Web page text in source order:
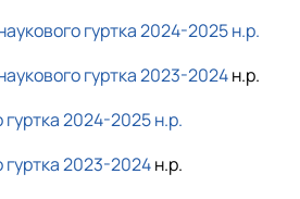
гуртка 2024-2025 н.р.
гуртка 2023-2024н.р.
гуртка 2024-2025 н.р.
гуртка 2023-2024н.р.